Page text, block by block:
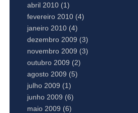
abril 2010 (1)
fevereiro 2010 (4)
janeiro 2010 (4)
dezembro 2009 (3)
novembro 2009 (3)
outubro 2009 (2)
agosto 2009 (5)
julho 2009 (1)
junho 2009 (6)
maio 2009 (6)